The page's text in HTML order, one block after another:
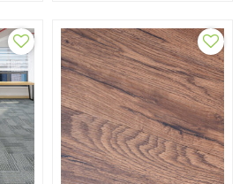
Instalación Impermeable
Ecológico HIF 9074